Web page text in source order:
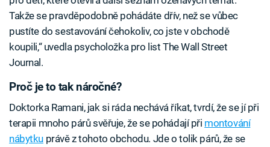
Takže se pravděpodobně pohádáte dřív, než se vůbec
pustíte do sestavování čehokoliv, co jste v obchodě
koupili,“ uvedla psycholožka pro list The Wall Street
Journal.
Proč je to tak náročné?
Doktorka Ramani, jak si ráda nechává říkat, tvrdí, že se jí při
terapii mnoho párů svěřuje, že se pohádají při montování
nábytku právě z tohoto obchodu. Jde o tolik párů, že se